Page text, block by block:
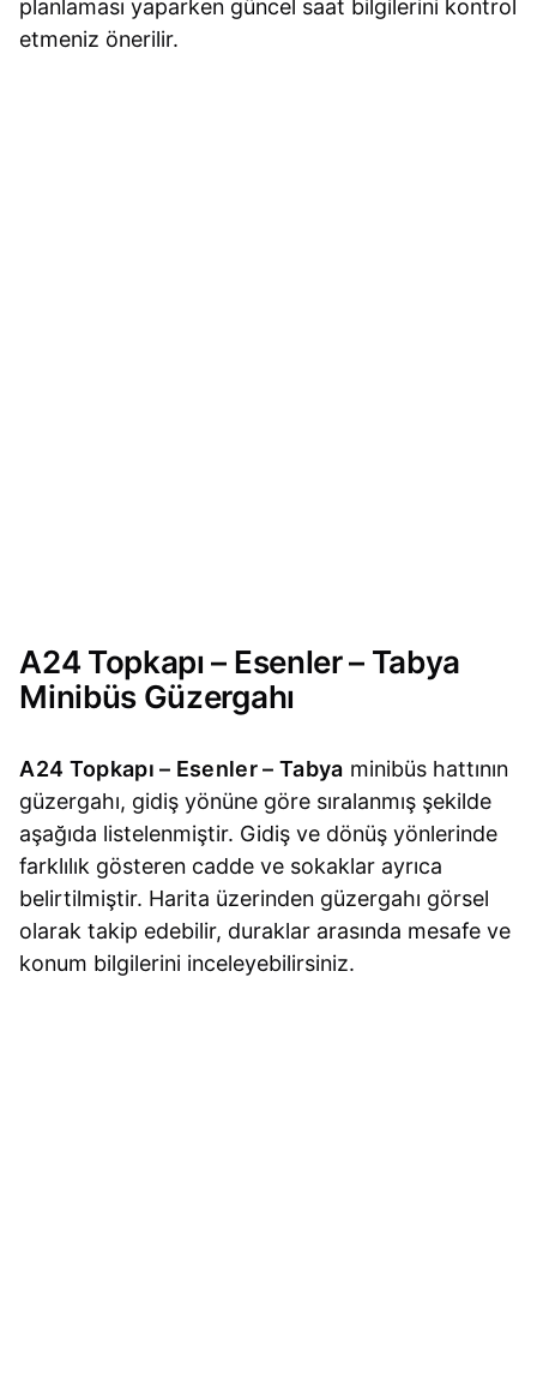
planlaması yaparken güncel saat bilgilerini kontrol
etmeniz önerilir.
A24 Topkapı – Esenler – Tabya
Minibüs Güzergahı
A24 Topkapı – Esenler – Tabya minibüs hattının
güzergahı, gidiş yönüne göre sıralanmış şekilde
aşağıda listelenmiştir. Gidiş ve dönüş yönlerinde
farklılık gösteren cadde ve sokaklar ayrıca
belirtilmiştir. Harita üzerinden güzergahı görsel
olarak takip edebilir, duraklar arasında mesafe ve
konum bilgilerini inceleyebilirsiniz.